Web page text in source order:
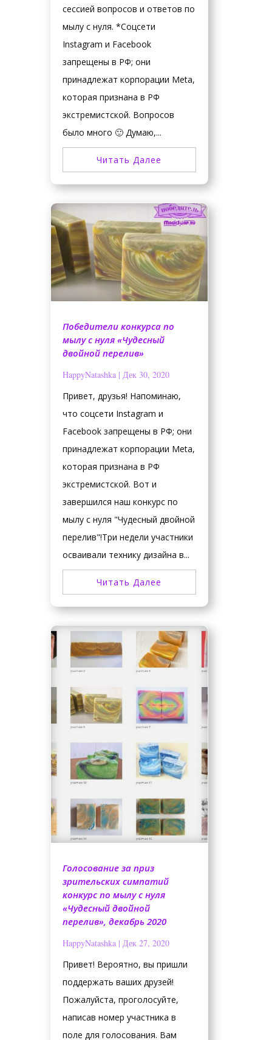
сессией вопросов и ответов по
мылу с нуля. *Соцсети
Instagram и Facebook
запрещены в РФ; они
принадлежат корпорации Meta,
которая признана в РФ
экстремистской. Вопросов
было много 🙂 Думаю,...
Читать Далее
Победители конкурса по
мылу с нуля «Чудесный
двойной перелив»
HappyNatashka| Дек 30, 2020
Привет, друзья! Напоминаю,
что соцсети Instagram и
Facebook запрещены в РФ; они
принадлежат корпорации Meta,
которая признана в РФ
экстремистской. Вот и
завершился наш конкурс по
мылу с нуля "Чудесный двойной
перелив"!Три недели участники
осваивали технику дизайна в...
Читать Далее
Голосование за приз
зрительских симпатий
конкурс по мылу с нуля
«Чудесный двойной
перелив», декабрь 2020
HappyNatashka| Дек 27, 2020
Привет! Вероятно, вы пришли
поддержать ваших друзей!
Пожалуйста, проголосуйте,
написав номер участника в
поле для голосования. Вам